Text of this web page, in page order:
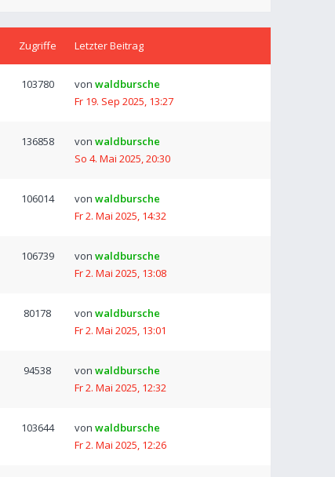
Zugriffe Letzter Beitrag
103780 von waldbursche
Fr 19. Sep 2025, 13:27
136858 von waldbursche
So 4. Mai 2025, 20:30
106014 von waldbursche
Fr 2. Mai 2025, 14:32
106739 von waldbursche
Fr 2. Mai 2025, 13:08
80178 von waldbursche
Fr 2. Mai 2025, 13:01
94538 von waldbursche
Fr 2. Mai 2025, 12:32
103644 von waldbursche
Fr 2. Mai 2025, 12:26